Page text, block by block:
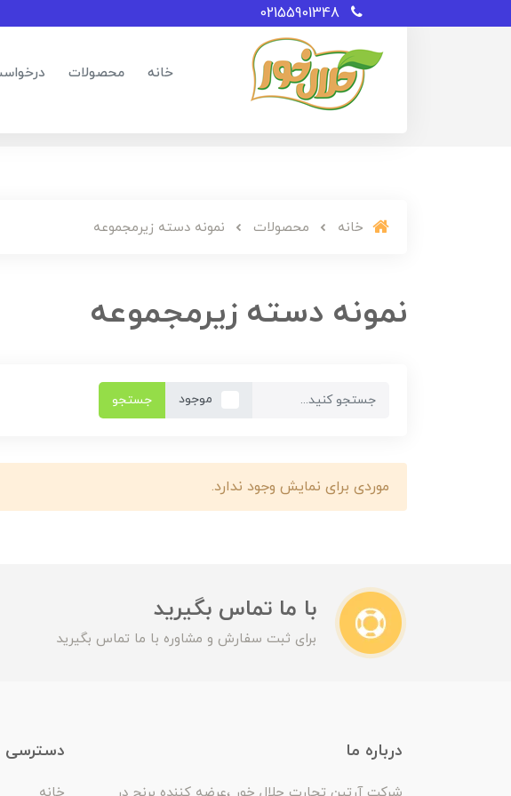
خانه محصولات
خانه محصولات نمونه دسته زیرمجموعه
نمونه دسته زیرمجموعه
موجود جستجو
موردی برای نمایش وجود ندارد.
با ما تماس بگیرید
برای ثبت سفارش و مشاوره با ما تماس بگیرید
درباره ما دسترسی